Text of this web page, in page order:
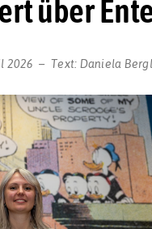
über
2026 Text: Daniela